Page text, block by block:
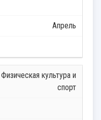
Апрель
Физическая культура и
спорт